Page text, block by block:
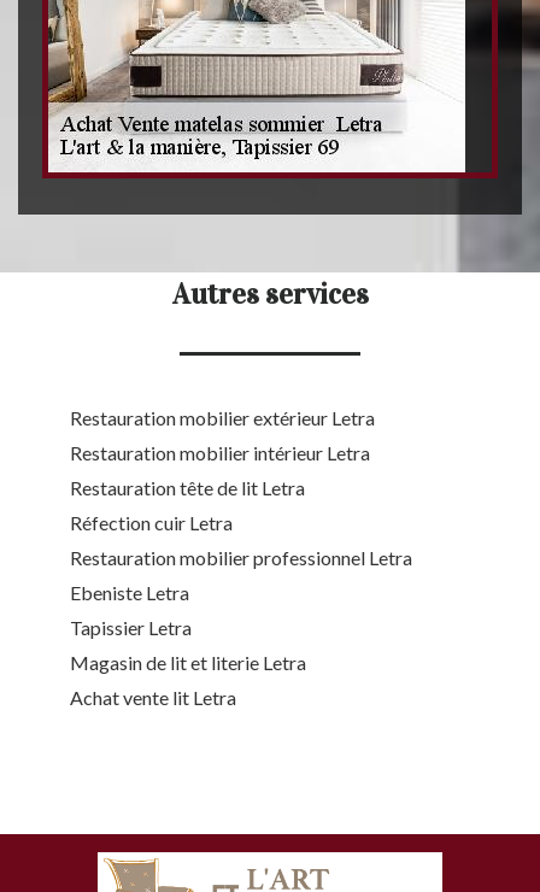
Autres services
Restauration mobilier extérieur Letra
Restauration mobilier intérieur Letra
Restauration tête de lit Letra
Réfection cuir Letra
Restauration mobilier professionnel Letra
Ebeniste Letra
Tapissier Letra
Magasin de lit et literie Letra
Achat vente lit Letra